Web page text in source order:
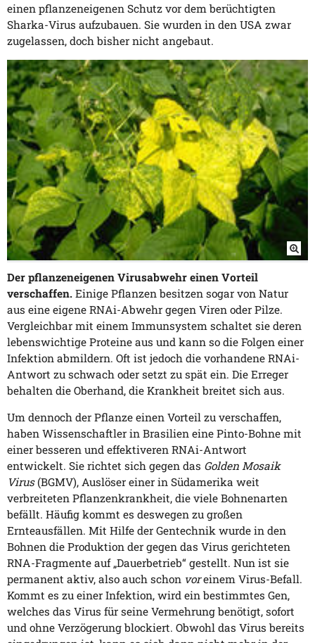
einen pflanzeneigenen Schutz vor dem berüchtigten
Sharka-Virus aufzubauen. Sie wurden in den USA zwar
zugelassen, doch bisher nicht angebaut.
Der pflanzeneigenen Virusabwehr einen Vorteil
verschaffen. Einige Pflanzen besitzen sogar von Natur
aus eine eigene RNAi-Abwehr gegen Viren oder Pilze.
Vergleichbar mit einem Immunsystem schaltet sie deren
lebenswichtige Proteine aus und kann so die Folgen einer
Infektion abmildern. Oft ist jedoch die vorhandene RNAi-
Antwort zu schwach oder setzt zu spät ein. Die Erreger
behalten die Oberhand, die Krankheit breitet sich aus.
Um dennoch der Pflanze einen Vorteil zu verschaffen,
haben Wissenschaftler in Brasilien eine Pinto-Bohne mit
einer besseren und effektiveren RNAi-Antwort
entwickelt. Sie richtet sich gegen das Golden Mosaik
Virus(BGMV), Auslöser einer in Südamerika weit
verbreiteten Pflanzenkrankheit, die viele Bohnenarten
befällt. Häufig kommt es deswegen zu großen
Ernteausfällen. Mit Hilfe der Gentechnik wurde in den
Bohnen die Produktion der gegen das Virus gerichteten
RNA-Fragmente auf „Dauerbetrieb“ gestellt. Nun ist sie
permanent aktiv, also auch schon voreinem Virus-Befall.
Kommt es zu einer Infektion, wird ein bestimmtes Gen,
welches das Virus für seine Vermehrung benötigt, sofort
und ohne Verzögerung blockiert. Obwohl das Virus bereits